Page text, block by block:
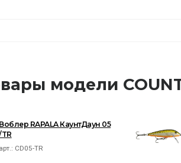
модели
Воблер RAPALA КаунтДаун 05
арт.: CD05-TR